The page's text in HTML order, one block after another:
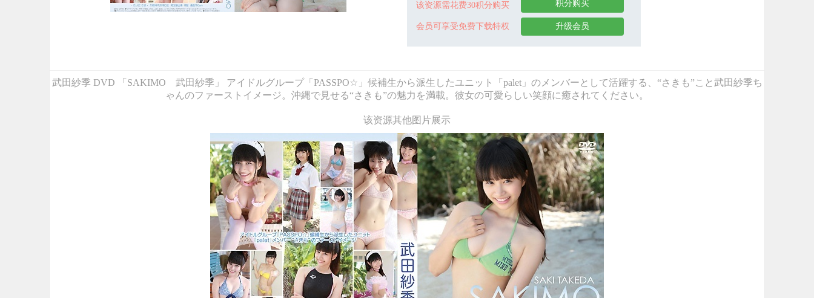
该资源需花费30积分购买
会员可享受免费下载特权
积分购买
升级会员
武田紗季 DVD 「SAKIMO 武田紗季」 アイドルグループ「PASSPO☆」候補生から派生したユニット「palet」のメンバーとして活躍する、“さきも”こと武田紗季ち
ゃんのファーストイメージ。沖縄で見せる“さきも”の魅力を満載。彼女の可愛らしい笑顔に癒されてください。
该资源其他图片展示